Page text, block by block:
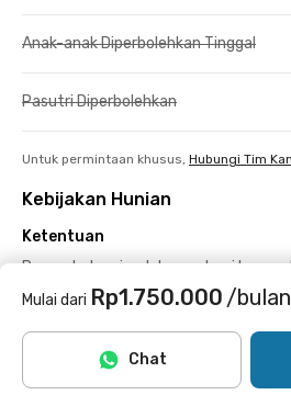
Anak-anak Diperbolehkan Tinggal
Pasutri Diperbolehkan
Untuk permintaan khusus, Hubungi Tim
Kebijakan Hunian
Ketentuan
Penambahan jumlah penghuni
tiap hunian dan ketersediaan.
lebih lanjut.
Mulai dari Rp1.750.000 /bulan
Termasuk internet/wifi
Chat